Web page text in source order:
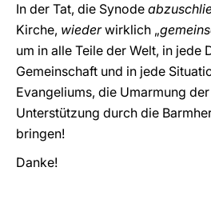
In der Tat, die Synode
Kirche, wiederwirklich „
um in alle Teile der Welt, in jede
Gemeinschaft und in jede
Evangeliums, die Umarmung
Unterstützung durch die
bringen!
Danke!